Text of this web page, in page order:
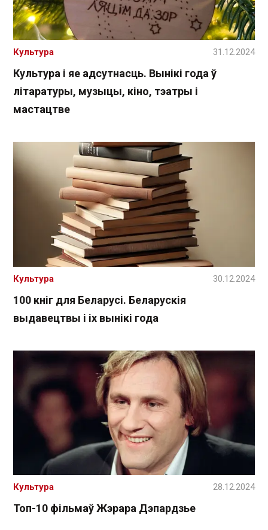
Культура і яе адсутнасць. Вынікі года ў
літаратуры, музыцы, кіно, тэатры і
мастацтве
Культура 31.12.2024
100 кніг для Беларусі. Беларускія
выдавецтвы і іх вынікі года
Культура 30.12.2024
Топ-10 фільмаў Жэрара Дэпардзье
Культура 28.12.2024